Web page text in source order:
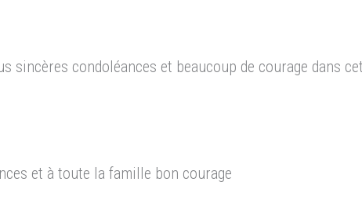
sincères condoléances et beaucoup de courage dans
et à toute la famille bon courage